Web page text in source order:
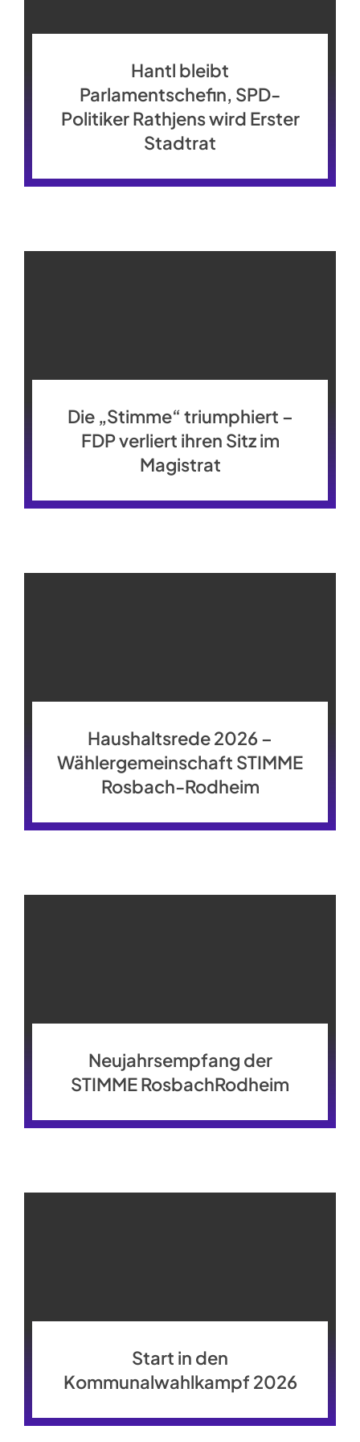
Hantl bleibt
Parlamentschefin, SPD-
Politiker Rathjens wird Erster
Stadtrat
Die „Stimme“ triumphiert –
FDP verliert ihren Sitz im
Magistrat
Haushaltsrede 2026 –
Wählergemeinschaft STIMME
Rosbach-Rodheim
Neujahrsempfang der
STIMME RosbachRodheim
Start in den
Kommunalwahlkampf 2026